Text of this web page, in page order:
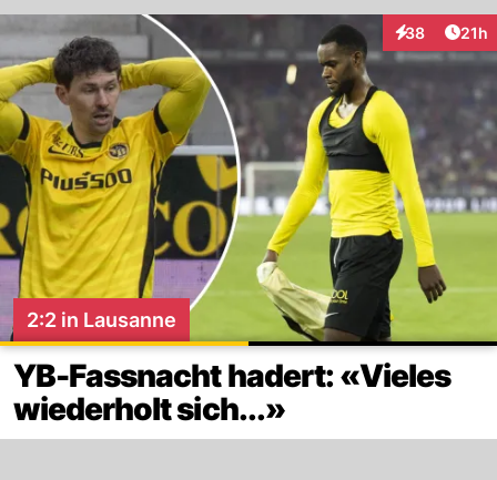
38
Interaktionen
21h
2:2 in Lausanne
YB-Fassnacht hadert: «Vieles
wiederholt sich...»